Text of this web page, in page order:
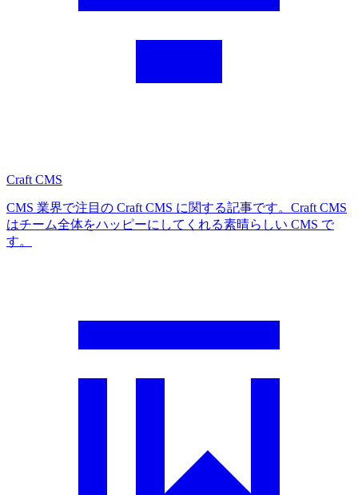
Craft CMS
CMS 業界で注目の Craft CMS に関する記事です。Craft CMS
はチーム全体をハッピーにしてくれる素晴らしい CMS で
す。